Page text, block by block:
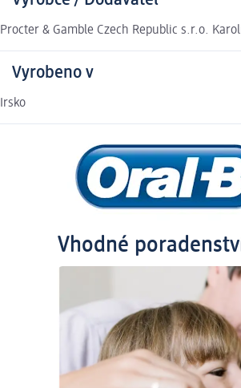
Procter & Gamble Czech Republic s.r.o.
Vyrobeno v
Irsko
Vhodné